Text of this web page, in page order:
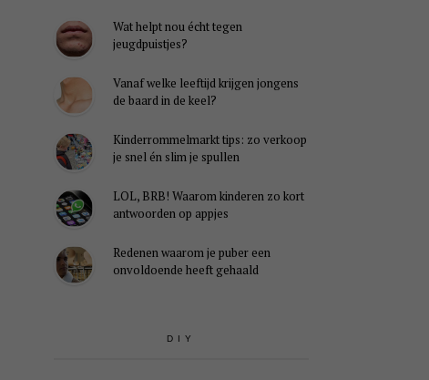
Wat helpt nou écht tegen
jeugdpuistjes?
Vanaf welke leeftijd krijgen jongens
de baard in de keel?
Kinderrommelmarkt tips: zo verkoop
je snel én slim je spullen
LOL, BRB! Waarom kinderen zo kort
antwoorden op appjes
Redenen waarom je puber een
onvoldoende heeft gehaald
DIY